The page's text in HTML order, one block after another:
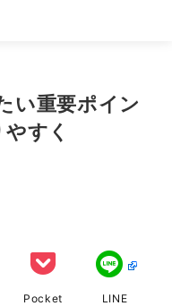
い重要ポイン
すく
Pocket LINE